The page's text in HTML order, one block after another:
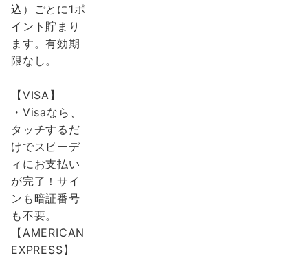
込）ごとに1ポ
イント貯まり
ます。有効期
限なし。
【VISA】
・Visaなら、
タッチするだ
けでスピーデ
ィにお支払い
が完了！サイ
ンも暗証番号
も不要。
【AMERICAN
EXPRESS】